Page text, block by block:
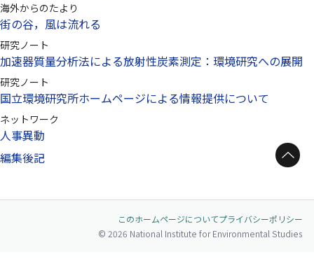
海外からのたより
街の谷，風は流れる
研究ノート
加速器質量分析法による放射性炭素測定：環境研究への展開
研究ノート
国立環境研究所ホームページによる情報提供について
ネットワーク
人事異動
編集後記
ページトップへ
このホームページについてプライバシーポリシー
© 2026 National Institute for Environmental Studies